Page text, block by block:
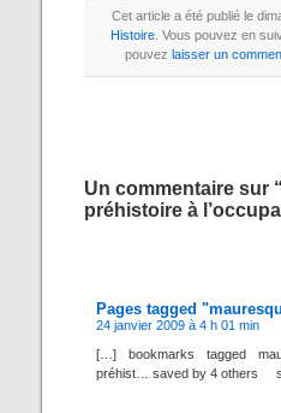
Cet article a été publié le
Histoire . Vous pouvez en
pouvez laisser un
Un commentaire sur
préhistoire à
Pages tagged
24 janvier 2009 à 4 h 01 min
[…] bookmarks tagged
préhist… saved by 4 others